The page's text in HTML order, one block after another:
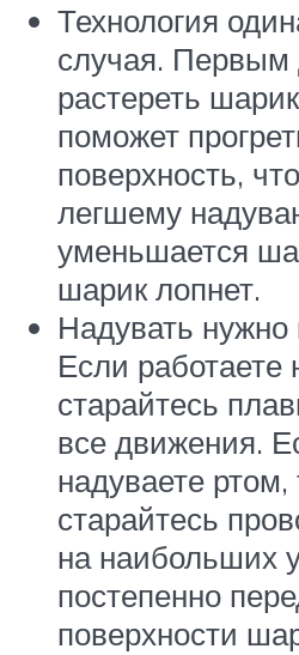
Технология
случая.
растереть
поможет
поверхность,
легшему
уменьшается
шарик лопнет.
Надувать нужно
Если работаете
старайтесь
все движения.
надуваете ртом,
старайтесь
на наибольших
постепенно
поверхности